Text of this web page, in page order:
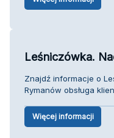
Leśniczówka.
Znajdź informacje o
Rymanów obsługa
Więcej informacji